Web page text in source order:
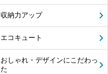
収納力アップ
エコキュート
おしゃれ・デザインにこだわっ
た